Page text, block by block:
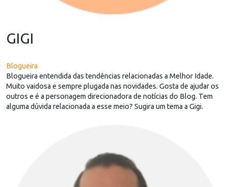
GIGI
Blogueira
Blogueira entendida das tendências relacionadas a Melhor Idade.
Muito vaidosa e sempre plugada nas novidades. Gosta de ajudar os
outros e é a personagem direcionadora de notícias do Blog. Tem
alguma dúvida relacionada a esse meio? Sugira um tema a Gigi.